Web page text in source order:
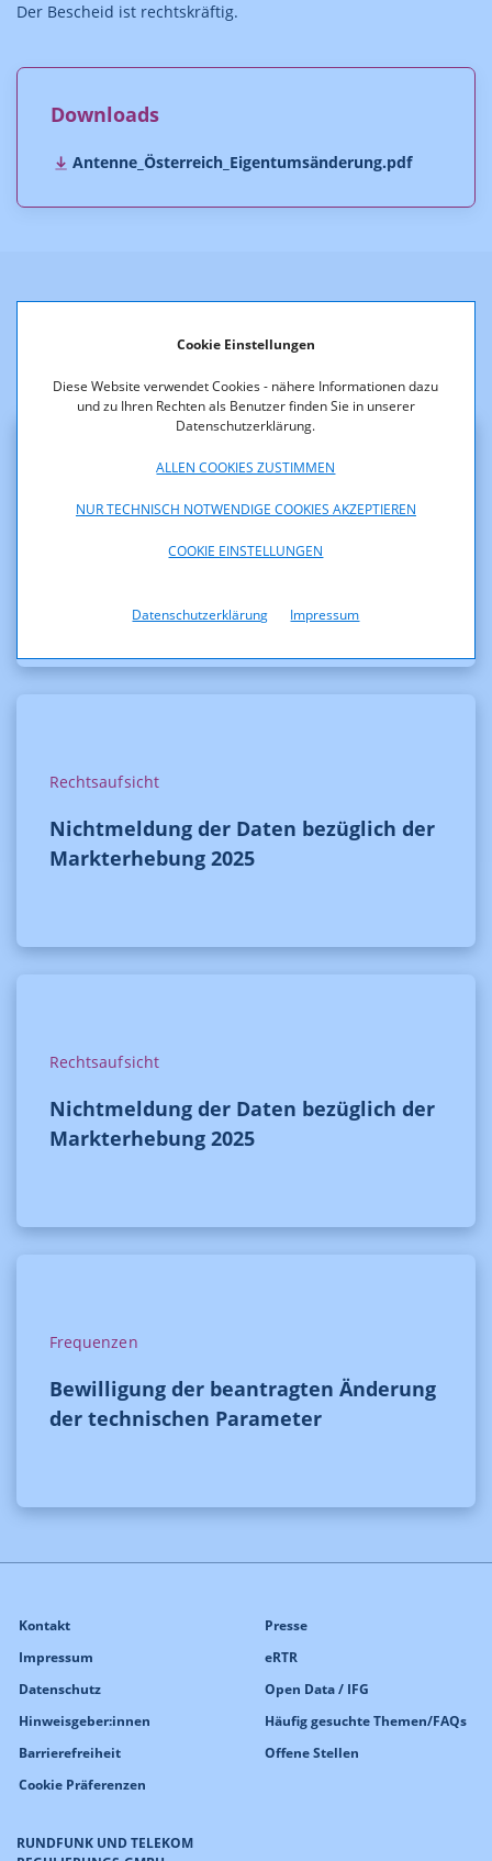
Cookie Einstellungen
Diese Website verwendet Cookies - nähere Informationen dazu
und zu Ihren Rechten als Benutzer finden Sie in unserer
Datenschutzerklärung.
ALLEN COOKIES ZUSTIMMEN
NUR TECHNISCH NOTWENDIGE COOKIES AKZEPTIEREN
COOKIE EINSTELLUNGEN
Datenschutzerklärung Impressum
Der Bescheid ist rechtskräftig.
Downloads
Antenne_Österreich_Eigentumsänderung.pdf
Frequenzen
Bewilligung der beantragten Änderung
Rechtsaufsicht
Nichtmeldung der Daten bezüglich der
Markterhebung 2025
Rechtsaufsicht
Nichtmeldung der Daten bezüglich der
Markterhebung 2025
Frequenzen
Bewilligung der beantragten Änderung
der technischen Parameter
RUNDFUNK UND TELEKOM
Kontakt
Impressum
Datenschutz
Hinweisgeber:innen
Barrierefreiheit
Cookie Präferenzen
Presse
eRTR
Open Data / IFG
Häufig gesuchte Themen/FAQs
Offene Stellen